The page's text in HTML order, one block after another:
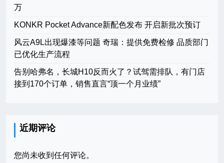
万
KONKR Pocket Advance新配色发布 开启新批次预订
风云A9L出现爆漆等问题 奇瑞：提供免费检修 品质部门
已优化生产流程
告别哈弗名，长城H10反而火了？试驾需排队，有门店
接到170个订单，销售直言“顶一个月业绩”
近期评论
您尚未收到任何评论。